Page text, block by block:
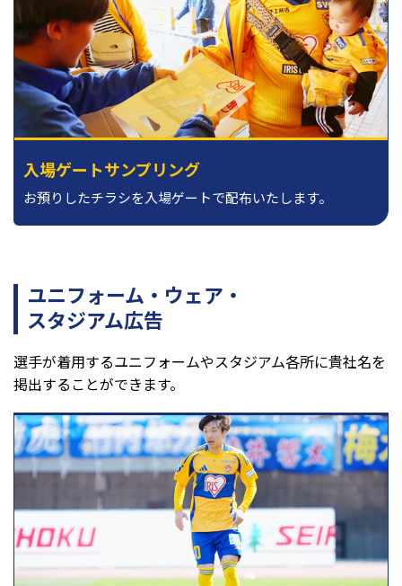
入場ゲートサンプリング
お預りしたチラシを入場ゲートで配布いたします。
ユニフォーム・ウェア・
スタジアム広告
選手が着用するユニフォームやスタジアム各所に貴社名を
掲出することができます。